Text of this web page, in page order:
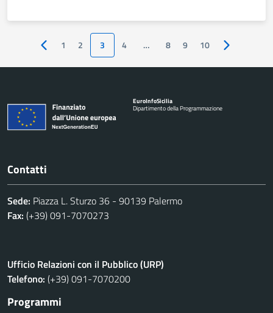
Pagina precedente
1 2 3 4 … 8 9 10 Pagina
EuroInfoSicilia
Dipartimento della Programmazione
Contatti
Sede: Piazza L. Sturzo 36 - 90139 Palermo
Fax: (+39) 091-7070273
Ufficio Relazioni con il Pubblico (URP)
Telefono: (+39) 091-7070200
Programmi